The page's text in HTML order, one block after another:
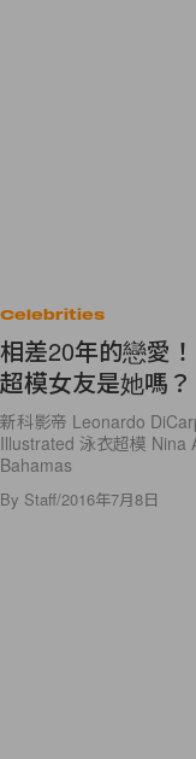
Celebrities
相差20年的戀愛
超模女友是她嗎？
新科影帝 Leonardo
Illustrated 泳衣超模 Nina
Bahamas
By Staff/2016年7月8日